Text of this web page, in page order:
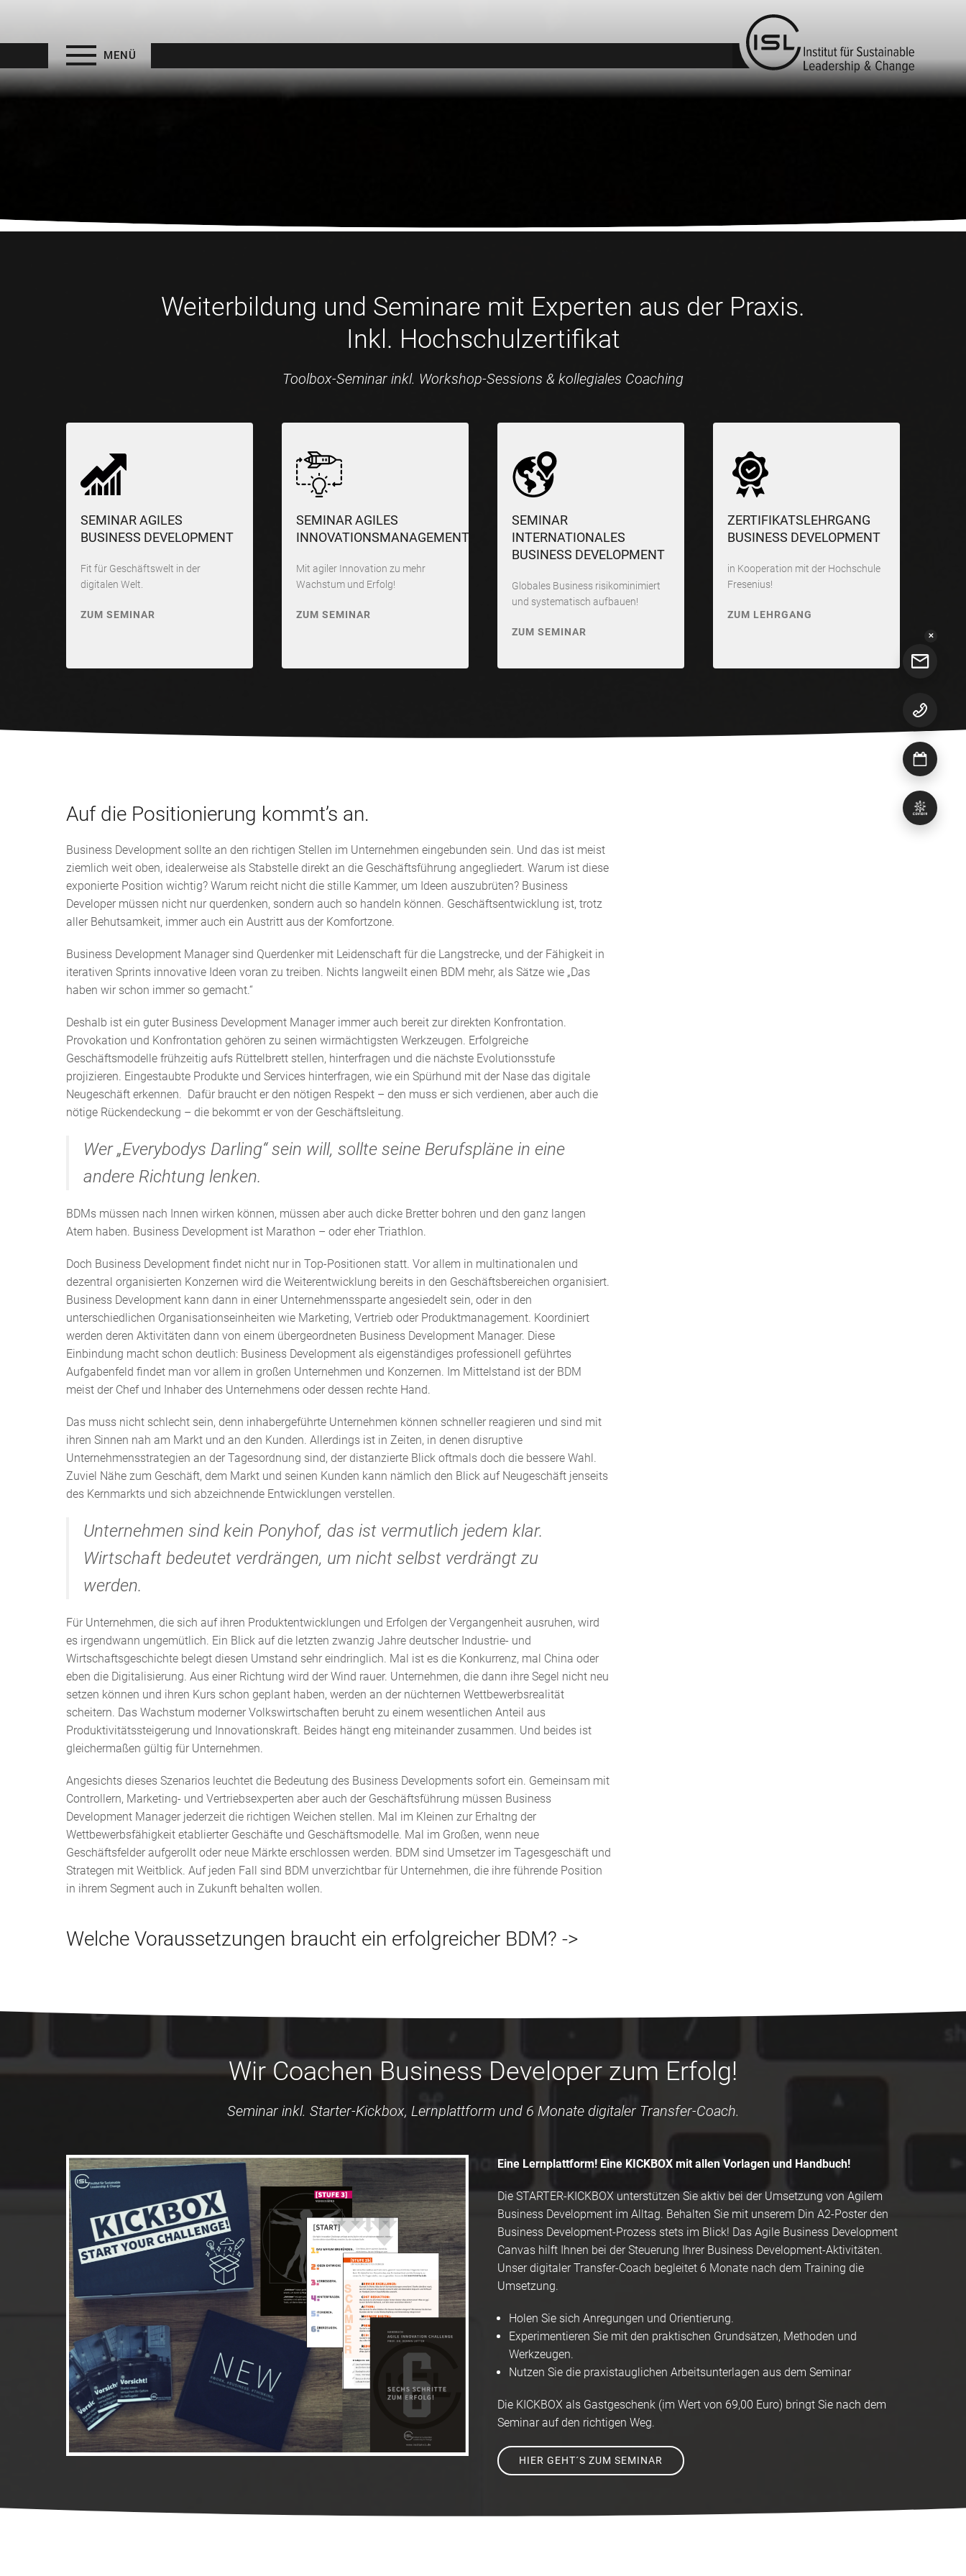
MENÜ
✕
Weiterbildung und Seminare mit Experten aus der Praxis.
Inkl. Hochschulzertifikat
Toolbox-Seminar inkl. Workshop-Sessions & kollegiales Coaching
SEMINAR AGILES
BUSINESS DEVELOPMENT
Fit für Geschäftswelt in der
digitalen Welt.
ZUM SEMINAR
SEMINAR AGILES
INNOVATIONSMANAGEMENT
Mit agiler Innovation zu mehr
Wachstum und Erfolg!
ZUM SEMINAR
SEMINAR
INTERNATIONALES
BUSINESS DEVELOPMENT
Globales Business risikominimiert
und systematisch aufbauen!
ZUM SEMINAR
ZERTIFIKATSLEHRGANG
BUSINESS DEVELOPMENT
in Kooperation mit der Hochschule
Fresenius!
ZUM LEHRGANG
Auf die Positionierung kommt’s an.
Business Development sollte an den richtigen Stellen im Unternehmen eingebunden sein. Und das ist meist
ziemlich weit oben, idealerweise als Stabstelle direkt an die Geschäftsführung angegliedert. Warum ist diese
exponierte Position wichtig? Warum reicht nicht die stille Kammer, um Ideen auszubrüten? Business
Developer müssen nicht nur querdenken, sondern auch so handeln können. Geschäftsentwicklung ist, trotz
aller Behutsamkeit, immer auch ein Austritt aus der Komfortzone.
Business Development Manager sind Querdenker mit Leidenschaft für die Langstrecke, und der Fähigkeit in
iterativen Sprints innovative Ideen voran zu treiben. Nichts langweilt einen BDM mehr, als Sätze wie „Das
haben wir schon immer so gemacht.“
Deshalb ist ein guter Business Development Manager immer auch bereit zur direkten Konfrontation.
Provokation und Konfrontation gehören zu seinen wirmächtigsten Werkzeugen. Erfolgreiche
Geschäftsmodelle frühzeitig aufs Rüttelbrett stellen, hinterfragen und die nächste Evolutionsstufe
projizieren. Eingestaubte Produkte und Services hinterfragen, wie ein Spürhund mit der Nase das digitale
Neugeschäft erkennen. Dafür braucht er den nötigen Respekt – den muss er sich verdienen, aber auch die
nötige Rückendeckung – die bekommt er von der Geschäftsleitung.
Wer „Everybodys Darling“ sein will, sollte seine Berufspläne in eine
andere Richtung lenken.
BDMs müssen nach Innen wirken können, müssen aber auch dicke Bretter bohren und den ganz langen
Atem haben. Business Development ist Marathon – oder eher Triathlon.
Doch Business Development findet nicht nur in Top-Positionen statt. Vor allem in multinationalen und
dezentral organisierten Konzernen wird die Weiterentwicklung bereits in den Geschäftsbereichen organisiert.
Business Development kann dann in einer Unternehmenssparte angesiedelt sein, oder in den
unterschiedlichen Organisationseinheiten wie Marketing, Vertrieb oder Produktmanagement. Koordiniert
werden deren Aktivitäten dann von einem übergeordneten Business Development Manager. Diese
Einbindung macht schon deutlich: Business Development als eigenständiges professionell geführtes
Aufgabenfeld findet man vor allem in großen Unternehmen und Konzernen. Im Mittelstand ist der BDM
meist der Chef und Inhaber des Unternehmens oder dessen rechte Hand.
Das muss nicht schlecht sein, denn inhabergeführte Unternehmen können schneller reagieren und sind mit
ihren Sinnen nah am Markt und an den Kunden. Allerdings ist in Zeiten, in denen disruptive
Unternehmensstrategien an der Tagesordnung sind, der distanzierte Blick oftmals doch die bessere Wahl.
Zuviel Nähe zum Geschäft, dem Markt und seinen Kunden kann nämlich den Blick auf Neugeschäft jenseits
des Kernmarkts und sich abzeichnende Entwicklungen verstellen.
Unternehmen sind kein Ponyhof, das ist vermutlich jedem klar.
Wirtschaft bedeutet verdrängen, um nicht selbst verdrängt zu
werden.
Für Unternehmen, die sich auf ihren Produktentwicklungen und Erfolgen der Vergangenheit ausruhen, wird
es irgendwann ungemütlich. Ein Blick auf die letzten zwanzig Jahre deutscher Industrie- und
Wirtschaftsgeschichte belegt diesen Umstand sehr eindringlich. Mal ist es die Konkurrenz, mal China oder
eben die Digitalisierung. Aus einer Richtung wird der Wind rauer. Unternehmen, die dann ihre Segel nicht neu
setzen können und ihren Kurs schon geplant haben, werden an der nüchternen Wettbewerbsrealität
scheitern. Das Wachstum moderner Volkswirtschaften beruht zu einem wesentlichen Anteil aus
Produktivitätssteigerung und Innovationskraft. Beides hängt eng miteinander zusammen. Und beides ist
gleichermaßen gültig für Unternehmen.
Angesichts dieses Szenarios leuchtet die Bedeutung des Business Developments sofort ein. Gemeinsam mit
Controllern, Marketing- und Vertriebsexperten aber auch der Geschäftsführung müssen Business
Development Manager jederzeit die richtigen Weichen stellen. Mal im Kleinen zur Erhaltng der
Wettbewerbsfähigkeit etablierter Geschäfte und Geschäftsmodelle. Mal im Großen, wenn neue
Geschäftsfelder aufgerollt oder neue Märkte erschlossen werden. BDM sind Umsetzer im Tagesgeschäft und
Strategen mit Weitblick. Auf jeden Fall sind BDM unverzichtbar für Unternehmen, die ihre führende Position
in ihrem Segment auch in Zukunft behalten wollen.
Welche Voraussetzungen braucht ein erfolgreicher BDM? ->
Wir Coachen Business Developer zum Erfolg!
Seminar inkl. Starter-Kickbox, Lernplattform und 6 Monate digitaler Transfer-Coach.
Eine Lernplattform! Eine KICKBOX mit allen Vorlagen und Handbuch!
Die STARTER-KICKBOX unterstützen Sie aktiv bei der Umsetzung von Agilem
Business Development im Alltag. Behalten Sie mit unserem Din A2-Poster den
Business Development-Prozess stets im Blick! Das Agile Business Development
Canvas hilft Ihnen bei der Steuerung Ihrer Business Development-Aktivitäten.
Unser digitaler Transfer-Coach begleitet 6 Monate nach dem Training die
Umsetzung.
Holen Sie sich Anregungen und Orientierung.
Experimentieren Sie mit den praktischen Grundsätzen, Methoden und
Werkzeugen.
Nutzen Sie die praxistauglichen Arbeitsunterlagen aus dem Seminar
Die KICKBOX als Gastgeschenk (im Wert von 69,00 Euro) bringt Sie nach dem
Seminar auf den richtigen Weg.
HIER GEHT´S ZUM SEMINAR